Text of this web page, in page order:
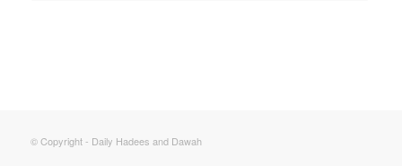
© Copyright - Daily Hadees and Dawah